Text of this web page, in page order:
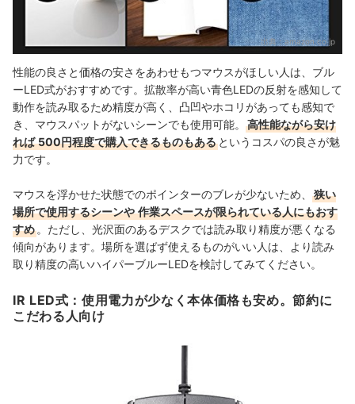
出典：amazon.co.jp
性能の良さと価格の安さをあわせもつマウスがほしい人は、ブル
ーLED式がおすすめです。拡散率が高い青色LEDの反射を感知して
動作を読み取るため精度が高く、凸凹やホコリがあっても感知で
き、マウスパットがないシーンでも使用可能。
高性能ながら安け
れば 500円程度で購入できるものもある というコスパの良さが魅
力です。
マウスを浮かせた状態でのポインターのブレが少ないため、
狭い
場所で使用するシーンや 作業スペースが限られている人にもおす
すめ 。 ただし、光沢面のあるデスクでは読み取り精度が悪くなる
傾向があります。場所を選ばず使えるものがいい人は、より読み
取り精度の高いハイパーブルーLEDを検討してみてください。
IR LED式：使用電力が少なく本体価格も安め。節約に
こだわる人向け